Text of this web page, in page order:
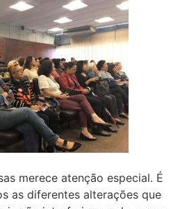
merece atenção especial. É
as diferentes alterações que